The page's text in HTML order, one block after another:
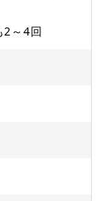
2～4回